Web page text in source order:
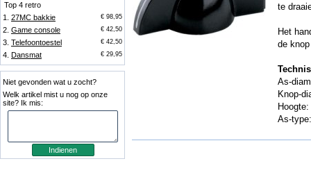
Top 4 retro
1. 27MC bakkie € 98,95
2. Game console € 42,50
3. Telefoontoestel € 42,50
4. Dansmat € 29,95
Niet gevonden wat u zocht?
Welk artikel mist u nog op onze
site? Ik mis:
te
Het
de
As-
Knop-
As-